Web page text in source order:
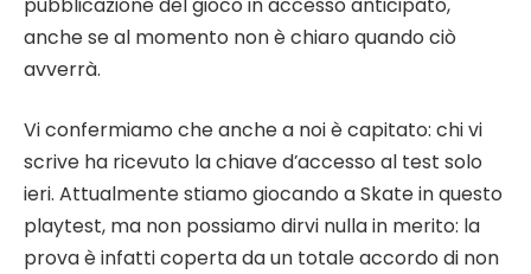
anche se al momento non è chiaro quando ciò
avverrà.
Vi confermiamo che anche a noi è capitato: chi vi
scrive ha ricevuto la chiave d’accesso al test solo
ieri. Attualmente stiamo giocando a Skate in questo
playtest, ma non possiamo dirvi nulla in merito: la
prova è infatti coperta da un totale accordo di non